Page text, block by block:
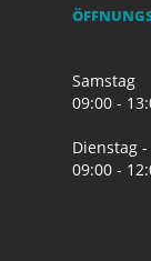
Samstag
09:00 -
Dienstag
09:00 -